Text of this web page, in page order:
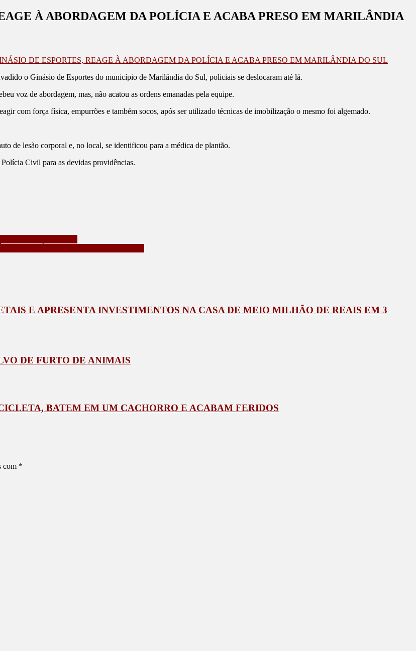
À ABORDAGEM DA POLÍCIA E ACABA PRESO EM MARILÂNDIA
DE ESPORTES, REAGE À ABORDAGEM DA POLÍCIA E ACABA PRESO EM MARILÂNDIA DO SUL
o Ginásio de Esportes do município de Marilândia do Sul, policiais se deslocaram até lá.
voz de abordagem, mas, não acatou as ordens emanadas pela equipe.
com força física, empurrões e também socos, após ser utilizado técnicas de imobilização o mesmo foi algemado.
de lesão corporal e, no local, se identificou para a médica de plantão.
Civil para as devidas providências.
E APRESENTA INVESTIMENTOS NA CASA DE MEIO MILHÃO DE REAIS EM 3
DE FURTO DE ANIMAIS
BATEM EM UM CACHORRO E ACABAM FERIDOS
com *